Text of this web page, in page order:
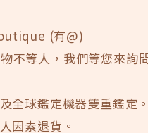
(有@)
不等人，我們等您來詢
全球鑑定機器雙重鑑定
因素退貨。